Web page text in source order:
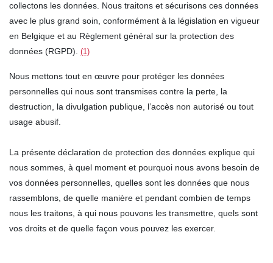
collectons les données. Nous traitons et sécurisons ces données
avec le plus grand soin, conformément à la législation en vigueur
en Belgique et au Règlement général sur la protection des
données (RGPD). (1)
Nous mettons tout en œuvre pour protéger les données
personnelles qui nous sont transmises contre la perte, la
destruction, la divulgation publique, l’accès non autorisé ou tout
usage abusif.
La présente déclaration de protection des données explique qui
nous sommes, à quel moment et pourquoi nous avons besoin de
vos données personnelles, quelles sont les données que nous
rassemblons, de quelle manière et pendant combien de temps
nous les traitons, à qui nous pouvons les transmettre, quels sont
vos droits et de quelle façon vous pouvez les exercer.